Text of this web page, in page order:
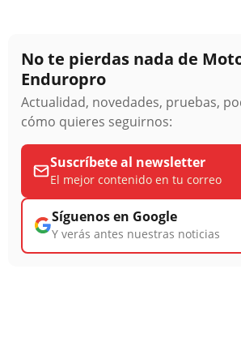
No te pierdas nada de
Enduropro
Actualidad, novedades, pruebas,
cómo quieres seguirnos:
Suscríbete al newsletter
El mejor contenido en tu correo
Síguenos en Google
Y verás antes nuestras noticias